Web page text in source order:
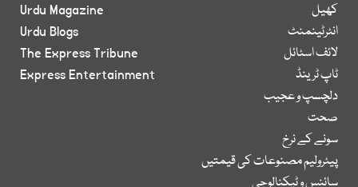
کھیل
انٹرٹینمنٹ
لائف اسٹائل
ٹاپ ٹرینڈ
دلچسپ و عجیب
صحت
سونے کے نرخ
پیٹرولیم مصنوعات کی قیمتیں
سائنس و ٹیکنالوجی
Urdu Magazine
Urdu Blogs
The Express Tribune
Express Entertainment